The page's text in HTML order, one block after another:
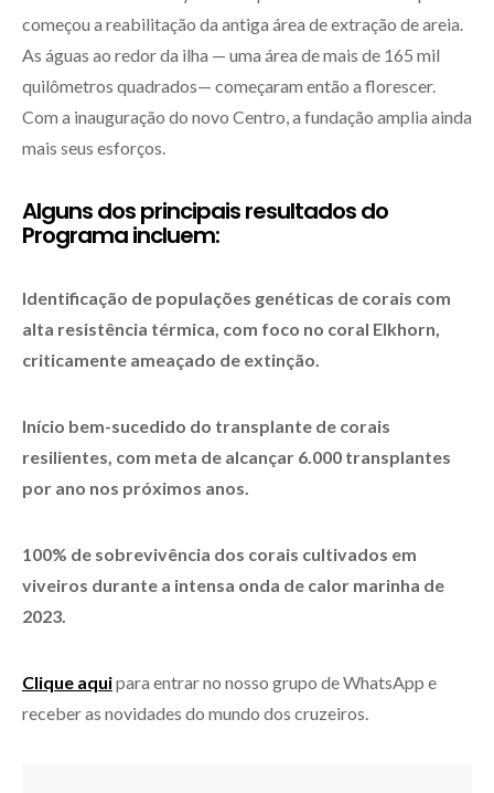
começou a reabilitação da antiga área de extração de areia.
As águas ao redor da ilha — uma área de mais de 165 mil
quilômetros quadrados— começaram então a florescer.
Com a inauguração do novo Centro, a fundação amplia ainda
mais seus esforços.
Alguns dos principais resultados do
Programa incluem:
Identificação de populações genéticas de corais com
alta resistência térmica, com foco no coral Elkhorn,
criticamente ameaçado de extinção.
Início bem-sucedido do transplante de corais
resilientes, com meta de alcançar 6.000 transplantes
por ano nos próximos anos.
100% de sobrevivência dos corais cultivados em
viveiros durante a intensa onda de calor marinha de
2023.
Clique aquipara entrar no nosso grupo de WhatsApp e
receber as novidades do mundo dos cruzeiros.